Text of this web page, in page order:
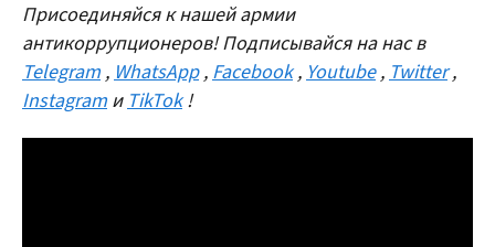
Присоединяйся к нашей армии
антикоррупционеров! Подписывайся на нас в
Telegram ,WhatsApp ,Facebook ,Youtube ,Twitter ,
Instagram иTikTok !